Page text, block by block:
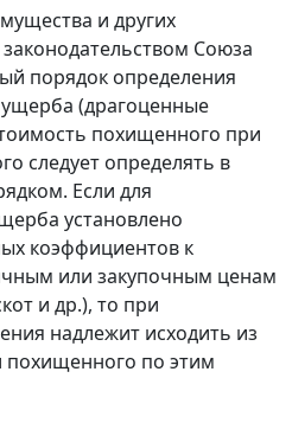
и других
Союза
порядок определения
(драгоценные
похищенного при
следует определять в
Если для
установлено
коэффициентов к
или закупочным ценам
и др.), то при
надлежит исходить из
похищенного по этим